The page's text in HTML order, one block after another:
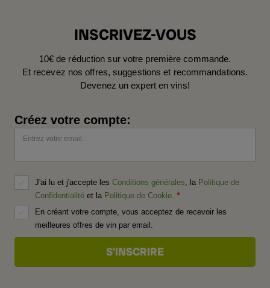
INSCRIVEZ-VOUS
10€ de réduction sur votre première commande.
Et recevez nos offres, suggestions et recommandations.
Devenez un expert en vins!
Créez votre compte:
Entrez votre email :
J'ai lu et j'accepte les Conditions générales, la Politique de
Confidentialité et la Politique de Cookie.
En créant votre compte, vous acceptez de recevoir les
meilleures offres de vin par email.